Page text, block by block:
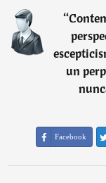
“
un
Facebook